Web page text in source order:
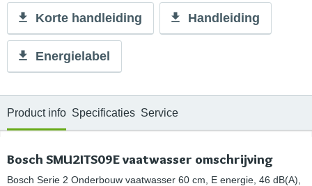
Korte handleiding Handleiding
Energielabel
Product info Specificaties Service
Bosch SMU2ITS09E vaatwasser omschrijving
Bosch Serie 2 Onderbouw vaatwasser 60 cm, E energie, 46 dB(A),